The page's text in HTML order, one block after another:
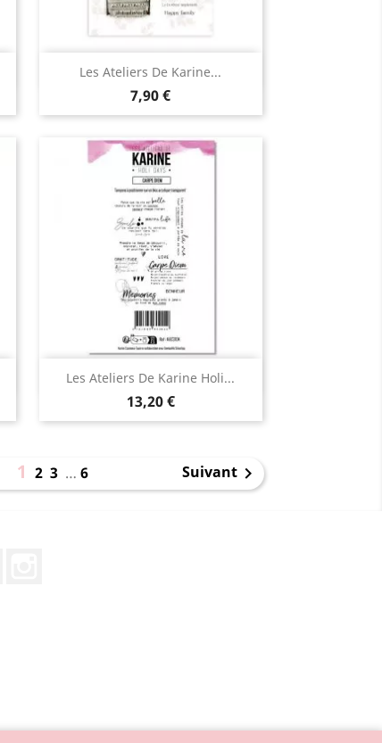
Les Ateliers De Karine...
7,90 €
Aperçu rapide
Les Ateliers De Karine Holi...
13,20 €
Aperçu rapide
1 2 3 … 6 Suivant